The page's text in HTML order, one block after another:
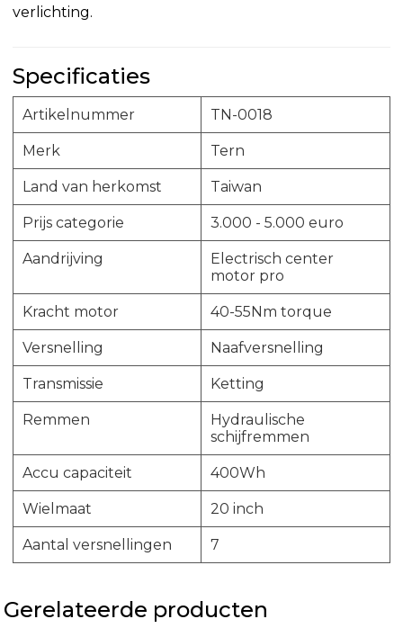
verlichting.
Specificaties
Artikelnummer TN-0018
Merk Tern
Land van herkomst Taiwan
Prijs categorie 3.000 - 5.000 euro
Aandrijving
Electrisch center
motor pro
Kracht motor 40-55Nm torque
Versnelling Naafversnelling
Transmissie Ketting
Remmen
Hydraulische
schijfremmen
Accu capaciteit 400Wh
Wielmaat 20 inch
Aantal versnellingen 7
Gerelateerde producten